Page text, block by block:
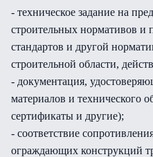
- техническое задание на
строительных нормативов и
стандартов и другой
строительной области,
- документация,
материалов и технического
сертификаты и другие);
- соответствие
ограждающих конструкций